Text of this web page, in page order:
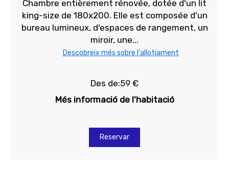
Chambre entièrement rénovée, dotée d'un lit
king-size de 180x200. Elle est composée d'un
bureau lumineux, d'espaces de rangement, un
miroir, une...
Descobreix més sobre l'allotjament
Des de:59 €
Més informació de l'habitació
Reservar